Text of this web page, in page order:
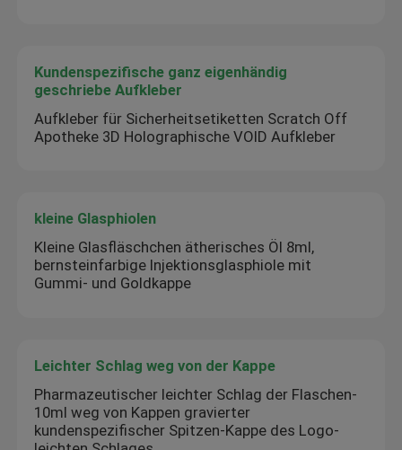
Kundenspezifische ganz eigenhändig
geschriebe Aufkleber
Aufkleber für Sicherheitsetiketten Scratch Off
Apotheke 3D Holographische VOID Aufkleber
kleine Glasphiolen
Kleine Glasfläschchen ätherisches Öl 8ml,
bernsteinfarbige Injektionsglasphiole mit
Gummi- und Goldkappe
Leichter Schlag weg von der Kappe
Pharmazeutischer leichter Schlag der Flaschen-
10ml weg von Kappen gravierter
kundenspezifischer Spitzen-Kappe des Logo-